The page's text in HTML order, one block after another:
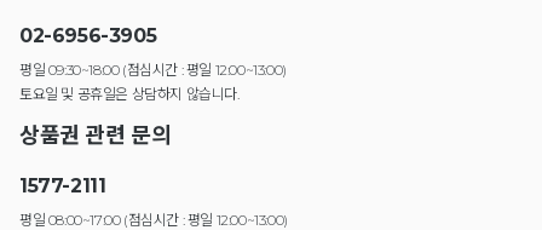
02-6956-3905
평일 09:30~18:00 (점심시간 : 평일 12:00~13:00)
토요일 및 공휴일은 상담하지 않습니다.
상품권 관련 문의
1577-2111
평일 08:00~17:00 (점심시간 : 평일 12:00~13:00)